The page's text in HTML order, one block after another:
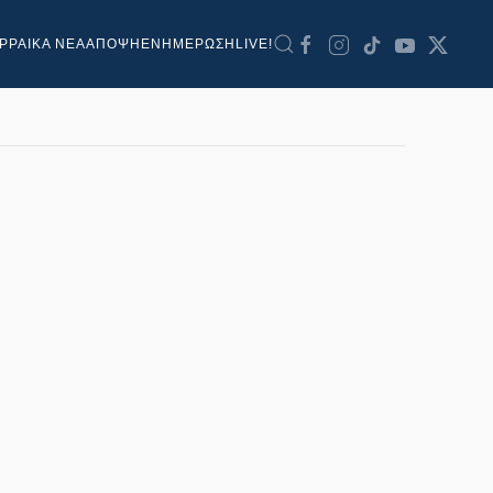
ΝΕΑΑΠΟΨΗ ΕΝΗΜΕΡΩΣΗ LIVE!